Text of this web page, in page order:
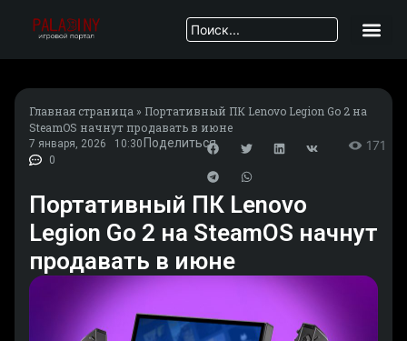
Главная страница » Портативный ПК Lenovo Legion Go 2 на
SteamOS начнут продавать в июне
7 января, 2026
10:30
0
Поделиться 171
Портативный ПК Lenovo
Legion Go 2 на SteamOS начнут
продавать в июне